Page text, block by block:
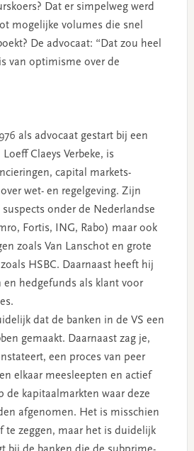
Dat er simpelweg werd
mogelijke volumes die snel
De advocaat: “Dat zou heel
van optimisme over de
als advocaat gestart bij een
Claeys Verbeke, is
capital markets-
wet- en regelgeving. Zijn
onder de Nederlandse
Fortis, ING, Rabo) maar ook
zoals Van Lanschot en grote
HSBC. Daarnaast heeft hij
en hedgefunds als klant voor
dat de banken in de VS een
gemaakt. Daarnaast zag je,
een proces van peer
elkaar meesleepten en actief
de kapitaalmarkten waar deze
afgenomen. Het is misschien
te zeggen, maar het is duidelijk